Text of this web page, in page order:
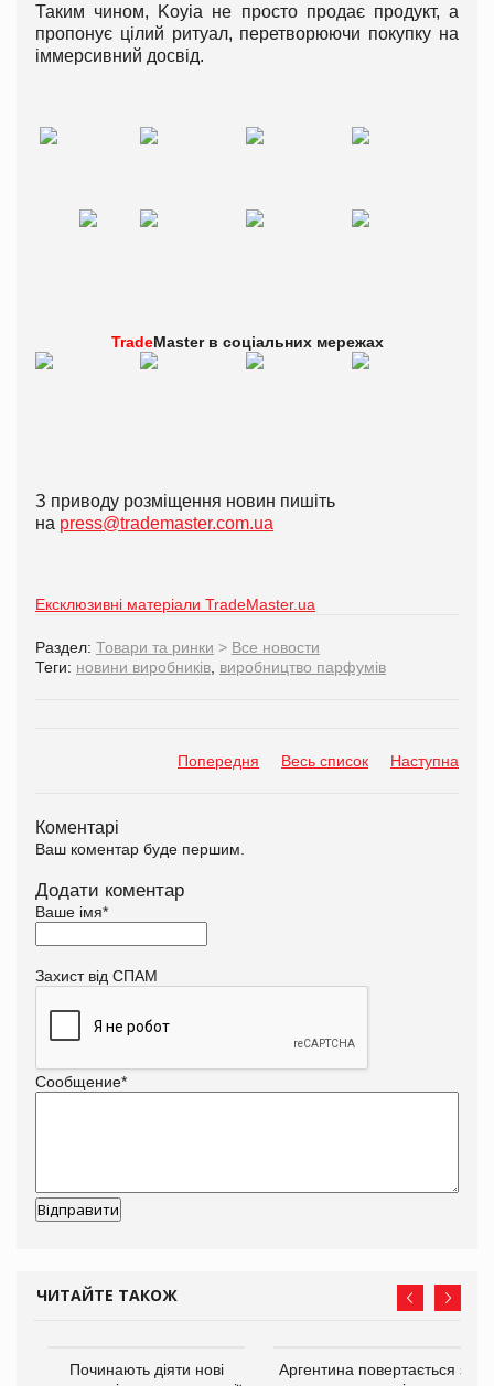
Таким чином, Koyia не просто продає продукт, а
пропонує цілий ритуал, перетворюючи покупку на
іммерсивний досвід.
TradeMaster в соціальних мережах
З приводу розміщення новин пишіть
на press@trademaster.com.ua
Ексклюзивні матеріали TradeMaster.ua
Раздел: Товари та ринки > Все новости
Теги: новини виробників виробництво парфумів
Попередня Весь список Наступна
Коментарі
Ваш коментар буде першим.
Додати коментар
Ваше імя*
Захист від СПАМ
Сообщение*
ЧИТАЙТЕ ТАКОЖ
Починають діяти нові
Аргентина повертається з